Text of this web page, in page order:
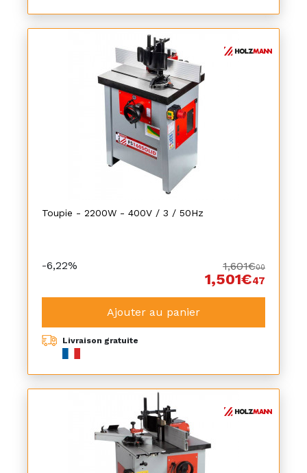
Toupie - 2200W - 400V / 3 / 50Hz
-6,22% 1,601€00
1,501€47
Ajouter au panier
Livraison gratuite